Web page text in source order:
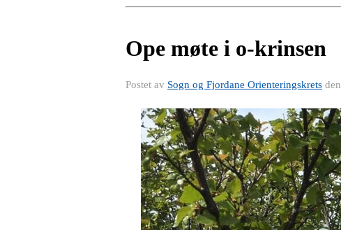
Ope møte i o-krinsen
Postet av Sogn og Fjordane Orienteringskrets den